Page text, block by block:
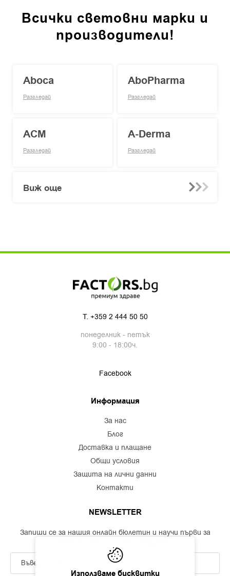
Използваме бисквитки
Всички световни марки и
производители!
Aboca
Разгледай
AboPharma
Разгледай
ACM
Разгледай
A-Derma
Разгледай
Виж още
T. +359 2 444 50 50
понеделник - петък
9:00 - 18:00ч.
Facebook
Информация
за нас
блог
доставка и плащане
общи условия
защита на лични данни
контакти
NEWSLETTER
Запиши се за нашия онлайн бюлетин и научи първи за